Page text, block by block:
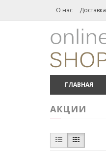
О нас Доставка
ГЛАВНАЯ
АКЦИИ